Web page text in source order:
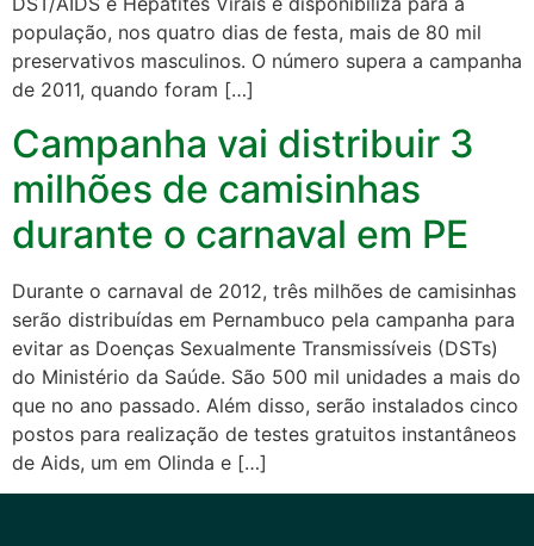
população, nos quatro dias de festa, mais de 80 mil
preservativos masculinos. O número supera a campanha
de 2011, quando foram […]
Campanha vai distribuir 3
milhões de camisinhas
durante o carnaval em PE
Durante o carnaval de 2012, três milhões de camisinhas
serão distribuídas em Pernambuco pela campanha para
evitar as Doenças Sexualmente Transmissíveis (DSTs)
do Ministério da Saúde. São 500 mil unidades a mais do
que no ano passado. Além disso, serão instalados cinco
postos para realização de testes gratuitos instantâneos
de Aids, um em Olinda e […]